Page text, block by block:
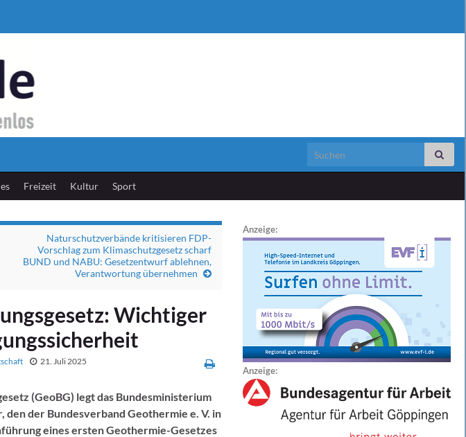
Search for:
Freizeit Kultur Sport
Naturschutzverbände kritisieren FDP-
Vorschlag zum Klimaschutzgesetz scharf
BUND und NABU: Gesetzentwurf ablehnen,
Verantwortung übernehmen
Wichtiger
21. Juli 2025
(GeoBG) legt das Bundesministerium
der Bundesverband Geothermie e. V. in
eines ersten Geothermie-Gesetzes
Anzeige:
Anzeige: